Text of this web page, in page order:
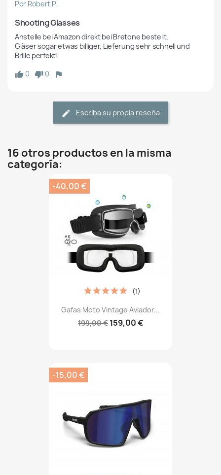
Por Robert P.
Shooting Glasses
Anstelle bei Amazon direkt bei Bretone bestellt.
Gläser sogar etwas billiger, Lieferung sehr schnell und
Brille perfekt!
0
0
Escriba su propia reseña
16 otros productos en la misma
categoría:
Gafas Moto Vintage Aviador...
199,00 € 159,00 €
(1)
-40,00 €
-15,00 €